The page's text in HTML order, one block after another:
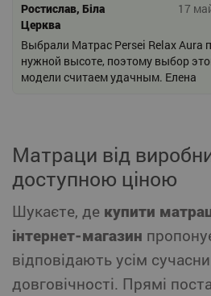
Ростислав, Біла
Церква
17
Выбрали Матрас Persei Relax Aura
нужной высоте, поэтому выбор
модели считаем удачным. Елена
Матраци від
доступною ціною
Шукаєте, де купити
інтернет-магазин
відповідають усім
довговічності. Прямі